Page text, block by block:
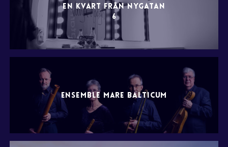
EN KVART FRÅN NYGATAN
6
ENSEMBLE MARE BALTICUM